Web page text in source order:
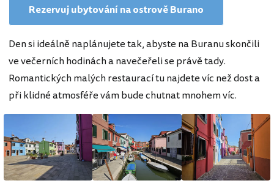
Rezervuj ubytování na ostrově Burano
Den si ideálně naplánujete tak, abyste na Buranu skončili
ve večerních hodinách a navečeřeli se právě tady.
Romantických malých restaurací tu najdete víc než dost a
při klidné atmosféře vám bude chutnat mnohem víc.